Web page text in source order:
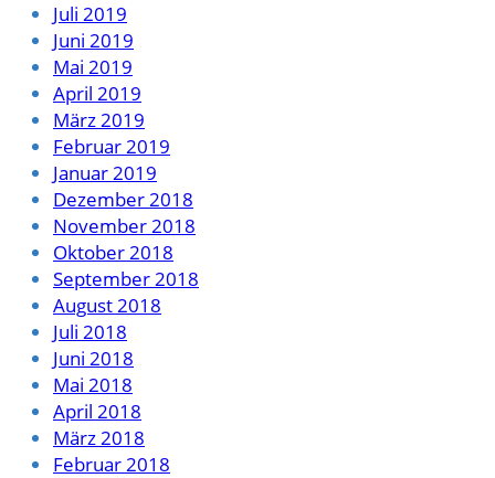
Juli 2019
Juni 2019
Mai 2019
April 2019
März 2019
Februar 2019
Januar 2019
Dezember 2018
November 2018
Oktober 2018
September 2018
August 2018
Juli 2018
Juni 2018
Mai 2018
April 2018
März 2018
Februar 2018